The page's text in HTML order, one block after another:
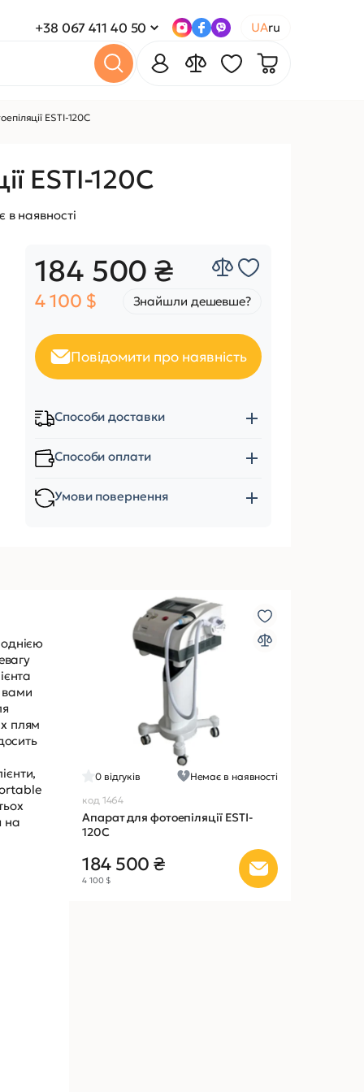
+38 067 411 40 50 UAru
ESTI-120C
ESTI-120C
в наявності
184 500 ₴
4 100 $ Знайшли дешевше?
Повідомити про наявність
Способи доставки
Способи оплати
Умови повернення
вами
плям
на
0 відгуків
Немає в наявності
код 1464
Апарат для фотоепіляції ESTI-
120C
184 500 ₴
4 100 $